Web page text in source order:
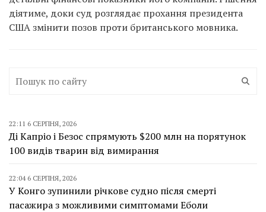
діятиме, доки суд розглядає прохання президента
США змінити позов проти британського мовника.
22:11 6 СЕРПНЯ, 2026
Ді Капріо і Безос спрямують $200 млн на порятунок
100 видів тварин від вимирання
22:04 6 СЕРПНЯ, 2026
У Конго зупинили річкове судно після смерті
пасажира з можливими симптомами Еболи